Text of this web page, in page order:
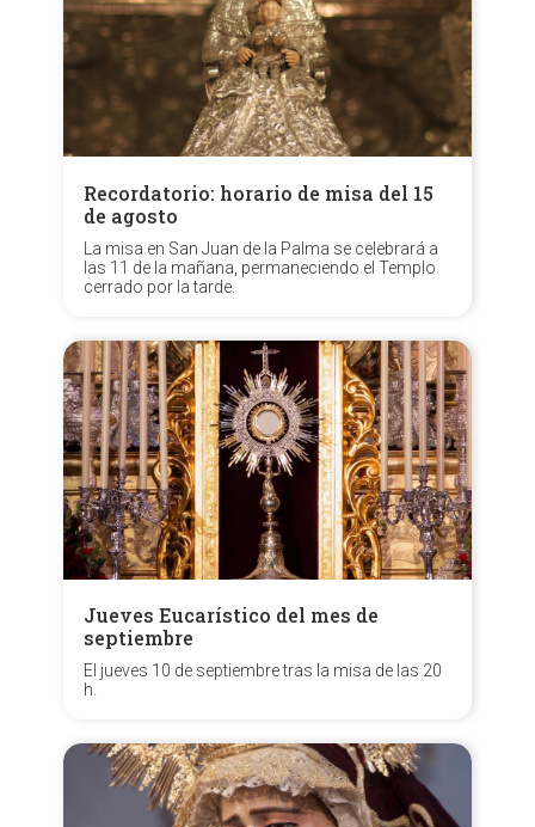
Recordatorio: horario de misa del 15
de agosto
La misa en San Juan de la Palma se celebrará a
las 11 de la mañana, permaneciendo el Templo
cerrado por la tarde.
Jueves Eucarístico del mes de
septiembre
El jueves 10 de septiembre tras la misa de las 20
h.